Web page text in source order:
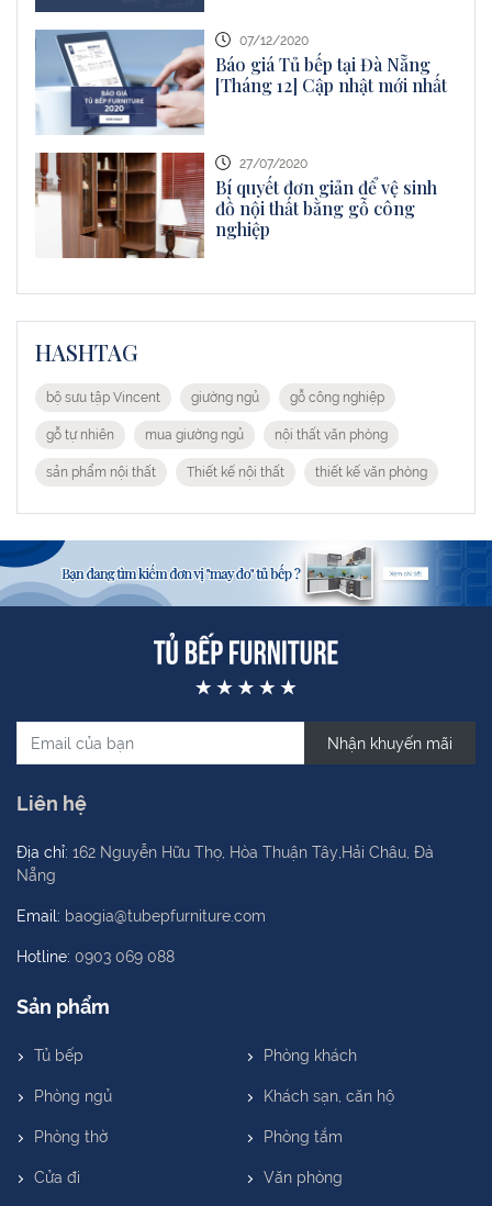
07/12/2020
Báo giá Tủ bếp tại Đà Nẵng
[Tháng 12] Cập nhật mới nhất
27/07/2020
Bí quyết đơn giản để vệ sinh
đồ nội thất bằng gỗ công
nghiệp
HASHTAG
bộ sưu tập Vincent giường ngủ
gỗ công nghiệp
gỗ tự nhiên
mua giường ngủ
nội thất văn phòng
sản phẩm nội thất
Thiết kế nội thất thiết kế văn phòng
Nhận khuyến mãi
Liên hệ
Địa chỉ: 162 Nguyễn Hữu Thọ, Hòa Thuận Tây,Hải Châu, Đà
Nẵng
Email: baogia@tubepfurniture.com
Hotline: 0903 069 088
Sản phẩm
Tủ bếp
Phòng khách
Phòng ngủ
Khách sạn, căn hộ
Phòng thờ
Phòng tắm
Cửa đi
Văn phòng